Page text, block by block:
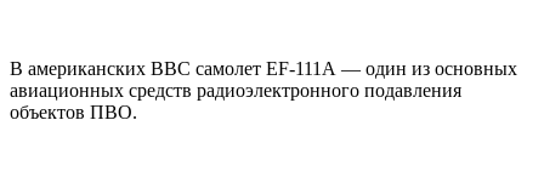
В американских ВВС самолет EF-111А — один из основных
авиационных средств радиоэлектронного подавления
объектов ПВО.